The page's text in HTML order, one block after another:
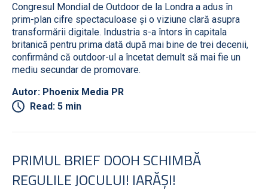
Congresul Mondial de Outdoor de la Londra a adus în
prim-plan cifre spectaculoase și o viziune clară asupra
transformării digitale. Industria s-a întors în capitala
britanică pentru prima dată după mai bine de trei decenii,
confirmând că outdoor-ul a încetat demult să mai fie un
mediu secundar de promovare.
Autor: Phoenix Media PR
Read: 5 min
PRIMUL BRIEF DOOH SCHIMBĂ
REGULILE JOCULUI! IARĂȘI!